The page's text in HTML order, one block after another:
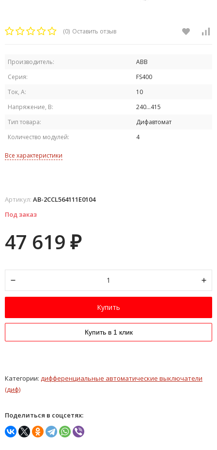
(0) Оставить отзыв
Производитель:
ABB
Серия:
FS400
Ток, А:
10
Напряжение, В:
240...415
Тип товара:
Дифавтомат
Количество модулей:
4
Все характеристики
Артикул: AB-2CCL564111E0104
Под заказ
47 619 ₽
Купить
Купить в 1 клик
Категории: дифференциальные автоматические выключатели
(диф)
Поделиться в соцсетях: